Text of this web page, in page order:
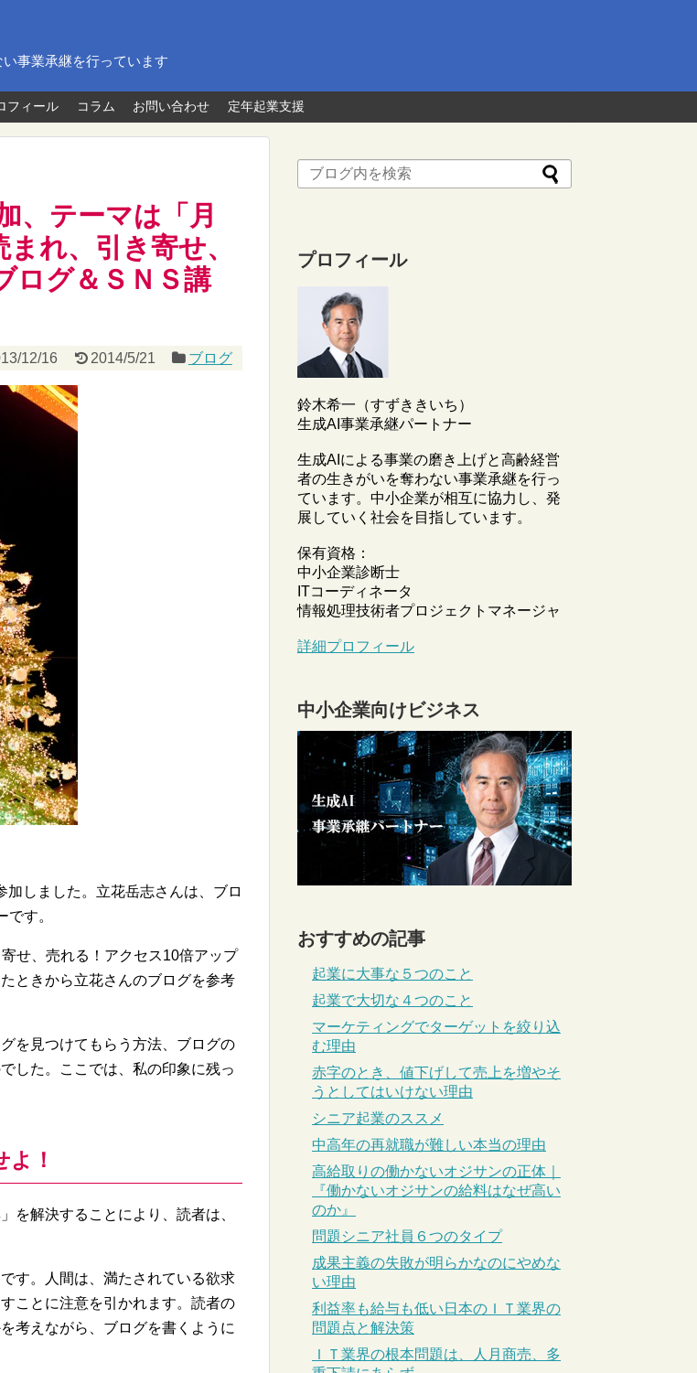
事業承継を行っています
フィール コラム お問い合わせ 定年起業支援
、テーマは「月
れ、引き寄せ、
ログ＆ＳＮＳ講
12/16 2014/5/21 ブログ
しました。立花岳志さんは、ブロ
す。
せ、売れる！アクセス10倍アップ
ときから立花さんのブログを参考
を見つけてもらう方法、ブログの
した。ここでは、私の印象に残っ
！
を解決することにより、読者は、
す。人間は、満たされている欲求
ことに注意を引かれます。読者の
考えながら、ブログを書くように
プロフィール
鈴木希一（すずききいち）
生成AI事業承継パートナー
生成AIによる事業の磨き上げと高齢経営
者の生きがいを奪わない事業承継を行っ
ています。中小企業が相互に協力し、発
展していく社会を目指しています。
保有資格：
中小企業診断士
ITコーディネータ
情報処理技術者プロジェクトマネージャ
詳細プロフィール
中小企業向けビジネス
おすすめの記事
起業に大事な５つのこと
起業で大切な４つのこと
マーケティングでターゲットを絞り込
む理由
赤字のとき、値下げして売上を増やそ
うとしてはいけない理由
シニア起業のススメ
中高年の再就職が難しい本当の理由
高給取りの働かないオジサンの正体｜
『働かないオジサンの給料はなぜ高い
のか』
問題シニア社員６つのタイプ
成果主義の失敗が明らかなのにやめな
い理由
利益率も給与も低い日本のＩＴ業界の
問題点と解決策
ＩＴ業界の根本問題は、人月商売、多